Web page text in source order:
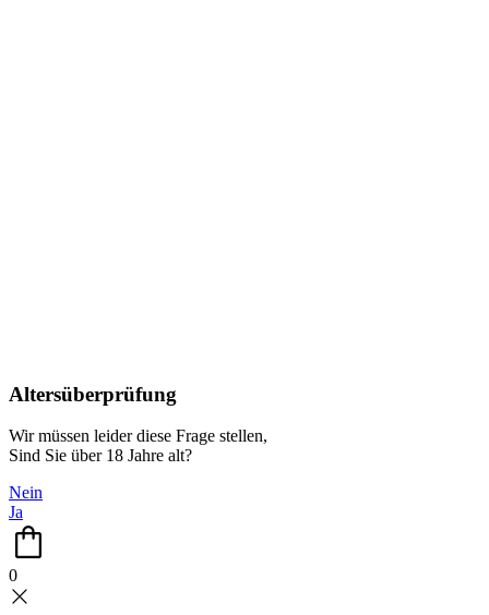
Altersüberprüfung
Wir müssen leider diese Frage stellen,
Sind Sie über 18 Jahre alt?
Nein
Ja
0